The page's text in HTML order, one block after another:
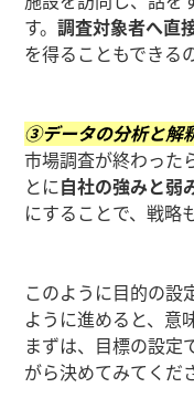
す。調査対象者へ直
を得ることもできる
③データの分析と解
市場調査が終わった
とに自社の強みと弱
にすることで、戦略
このように目的の
ように進めると、意
まずは、目標の設定
がら決めてみてくだ